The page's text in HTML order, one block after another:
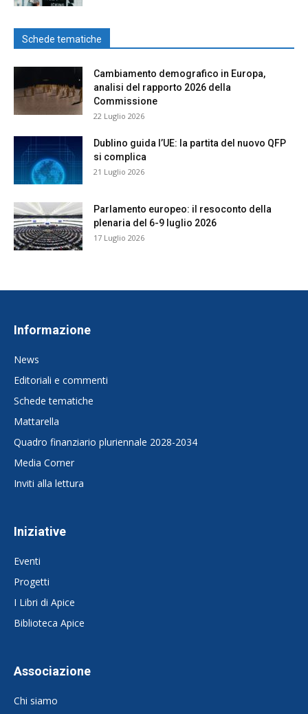
Schede tematiche
Cambiamento demografico in Europa,
analisi del rapporto 2026 della
Commissione
22 Luglio 2026
Dublino guida l’UE: la partita del nuovo QFP
si complica
21 Luglio 2026
Parlamento europeo: il resoconto della
plenaria del 6-9 luglio 2026
17 Luglio 2026
Informazione
News
Editoriali e commenti
Schede tematiche
Mattarella
Quadro finanziario pluriennale 2028-2034
Media Corner
Inviti alla lettura
Iniziative
Eventi
Progetti
I Libri di Apice
Biblioteca Apice
Associazione
Chi siamo